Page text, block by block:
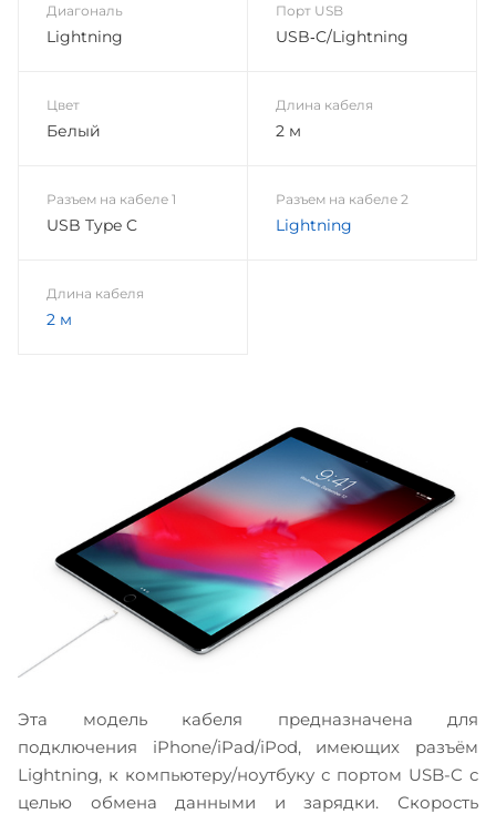
Эта модель кабеля предназначена для
подключения iPhone/iPad/iPod, имеющих разъём
Lightning, к компьютеру/ноутбуку с портом USB-C с
целью обмена данными и зарядки. Скорость
Диагональ
Lightning
Порт USB
USB‑C/Lightning
Цвет
Белый
Длина кабеля
2 м
Разъем на кабеле 1
USB Type C
Разъем на кабеле 2
Lightning
Длина кабеля
2 м